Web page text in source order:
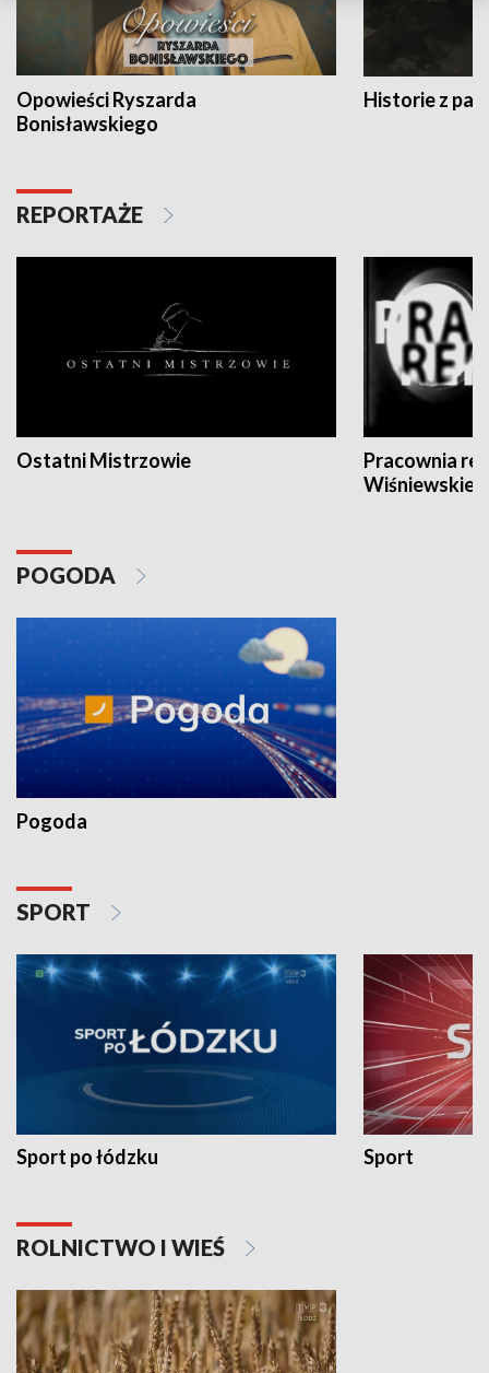
Opowieści Ryszarda
Bonisławskiego
Historie z
REPORTAŻE
Ostatni Mistrzowie
Pracownia
POGODA
Pogoda
SPORT
Sport po łódzku Sport
ROLNICTWO I WIEŚ